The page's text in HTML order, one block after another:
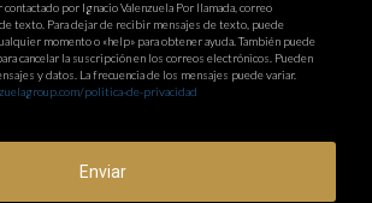
por Ignacio Valenzuela Por llamada, correo
texto. Para dejar de recibir mensajes de texto, puede
momento o «help» para obtener ayuda. También puede
cancelar la suscripción en los correos electrónicos. Pueden
y datos. La frecuencia de los mensajes puede variar.
politica-de-privacidad
Enviar